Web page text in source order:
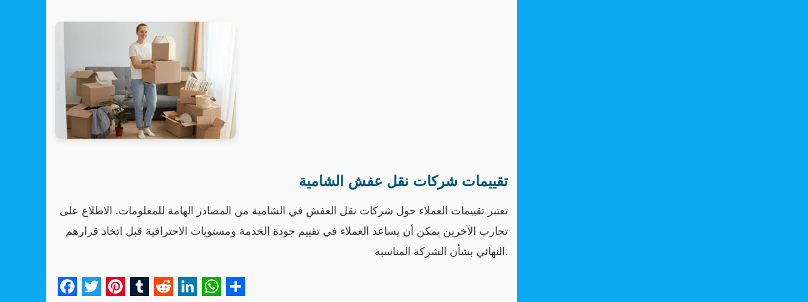
تقييمات شركات نقل عفش الشامية
تعتبر تقييمات العملاء حول شركات نقل العفش في الشامية من المصادر الهامة للمعلومات. الاطلاع على
تجارب الآخرين يمكن أن يساعد العملاء في تقييم جودة الخدمة ومستويات الاحترافية قبل اتخاذ قرارهم
النهائي بشأن الشركة المناسبة.